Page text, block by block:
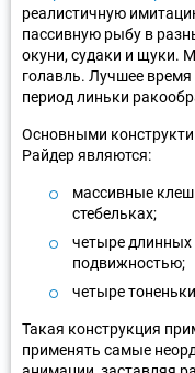
реалистичную
пассивную рыбу в
окуни, судаки и щуки.
голавль. Лучшее
период линьки
Основными
Райдер являются:
массивные
стебельках;
четыре
подвижностью;
четыре
Такая конструкция
применять самые